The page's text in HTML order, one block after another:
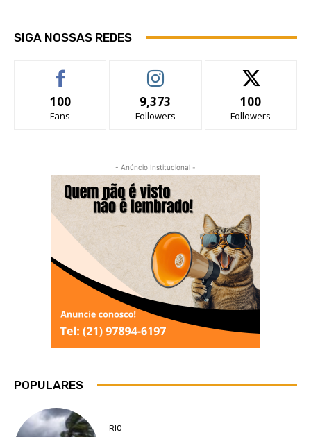
SIGA NOSSAS REDES
100
Fans
9,373
Followers
100
Followers
- Anúncio Institucional -
POPULARES
RIO